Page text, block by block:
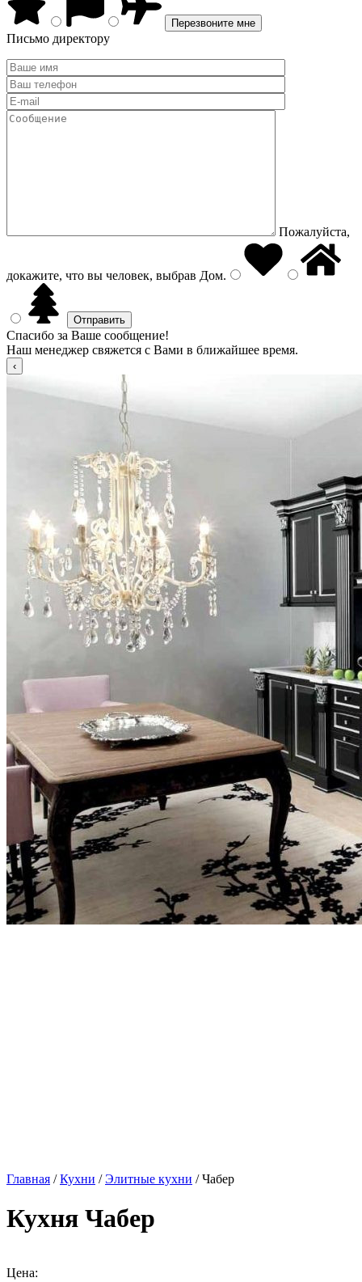
Письмо директору
Пожалуйста,
докажите, что вы человек, выбрав Дом.
Спасибо за Ваше сообщение!
Наш менеджер свяжется с Вами в ближайшее время.
Главная /Кухни /Элитные кухни / Чабер
Кухня Чабер
Цена: